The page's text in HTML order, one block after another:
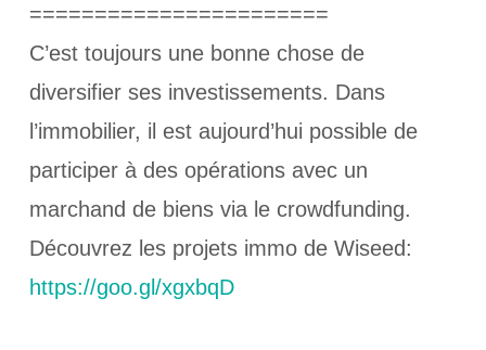
=======================
C’est toujours une bonne chose de
diversifier ses investissements. Dans
l’immobilier, il est aujourd’hui possible de
participer à des opérations avec un
marchand de biens via le crowdfunding.
Découvrez les projets immo de Wiseed:
https://goo.gl/xgxbqD